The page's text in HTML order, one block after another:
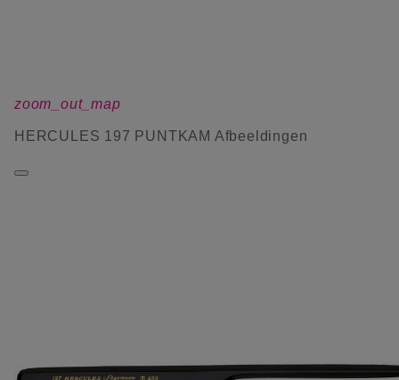
zoom_out_map
HERCULES 197 PUNTKAM Afbeeldingen